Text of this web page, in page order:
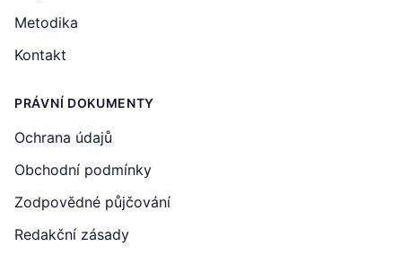
Metodika
Kontakt
PRÁVNÍ DOKUMENTY
Ochrana údajů
Obchodní podmínky
Zodpovědné půjčování
Redakční zásady